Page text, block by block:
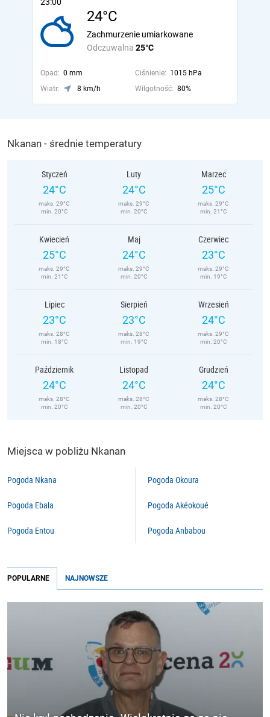
24°C
Odczuwalna 25°C
Zachmurzenie umiarkowane
Opad: 0 mm Ciśnienie: 1015 hPa
Wiatr:
8 km/h Wilgotność: 80%
Nkanan - średnie temperatury
Styczeń
24°C
maks. 29°C
min. 20°C
Luty
24°C
maks. 29°C
min. 20°C
Marzec
25°C
maks. 29°C
min. 21°C
Kwiecień
25°C
maks. 29°C
min. 21°C
Maj
24°C
maks. 29°C
min. 20°C
Czerwiec
23°C
maks. 29°C
min. 19°C
Lipiec
23°C
maks. 28°C
min. 18°C
Sierpień
23°C
maks. 28°C
min. 19°C
Wrzesień
24°C
maks. 29°C
min. 20°C
Październik
24°C
maks. 28°C
min. 20°C
Listopad
24°C
maks. 28°C
min. 20°C
Grudzień
24°C
maks. 28°C
min. 20°C
Miejsca w pobliżu Nkanan
Pogoda Nkana
Pogoda Ebala
Pogoda Entou
Pogoda Okoura
Pogoda Akéokoué
Pogoda Anbabou
POPULARNE NAJNOWSZE